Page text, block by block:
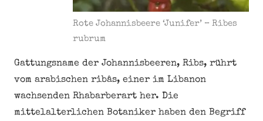
Rote Johannisbeere ‘Junifer’ – Ribes
rubrum
Gattungsname der Johannisbeeren, Ribs, rührt
vom arabischen ribâs, einer im Libanon
wachsenden Rhabarberart her. Die
mittelalterlichen Botaniker haben den Begriff